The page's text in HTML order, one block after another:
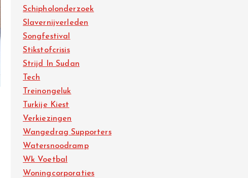
Schipholonderzoek
Slavernijverleden
Songfestival
Stikstofcrisis
Strijd In Sudan
Tech
Treinongeluk
Turkije Kiest
Verkiezingen
Wangedrag Supporters
Watersnoodramp
Wk Voetbal
Woningcorporaties